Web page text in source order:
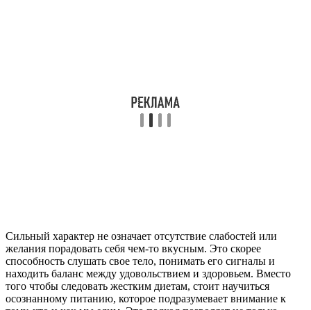
Сильный характер не означает отсутствие слабостей или
желания порадовать себя чем-то вкусным. Это скорее
способность слушать свое тело, понимать его сигналы и
находить баланс между удовольствием и здоровьем. Вместо
того чтобы следовать жестким диетам, стоит научиться
осознанному питанию, которое подразумевает внимание к